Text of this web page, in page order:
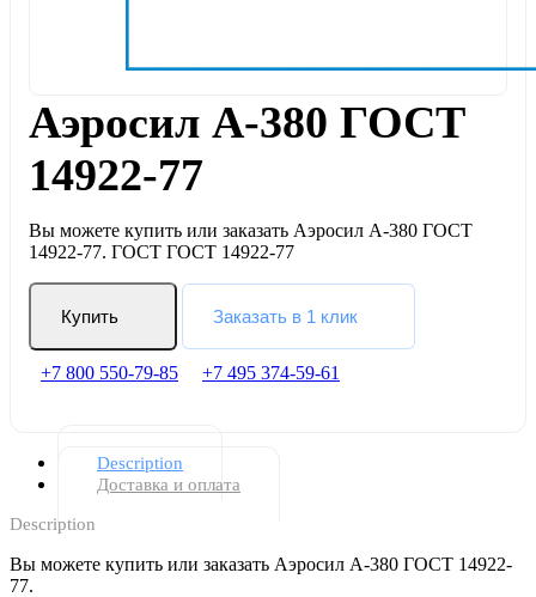
Аэросил А-380 ГОСТ
14922-77
Вы можете купить или заказать Аэросил А-380 ГОСТ
14922-77. ГОСТ ГОСТ 14922-77
Купить Заказать в 1 клик
+7 800 550-79-85 +7 495 374-59-61
Description
Доставка и оплата
Description
Вы можете купить или заказать Аэросил А-380 ГОСТ 14922-
77.